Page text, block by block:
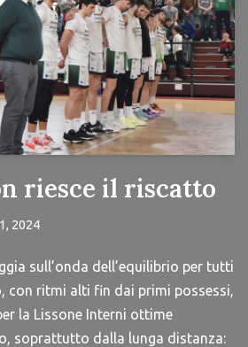
riesce il riscatto
2024
sull’onda dell’equilibrio per tutti
con ritmi alti fin dai primi possessi,
la Lissone Interni ottime
soprattutto dalla lunga distanza: